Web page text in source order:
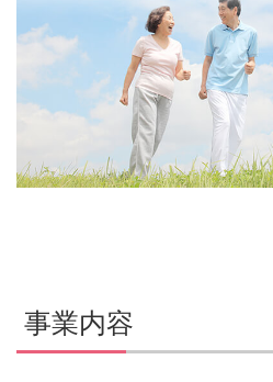
事業内容